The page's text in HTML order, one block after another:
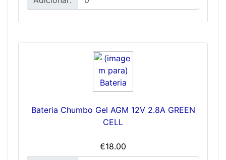
Bateria Chumbo Gel AGM 12V 2.8A GREEN
CELL
€18.00